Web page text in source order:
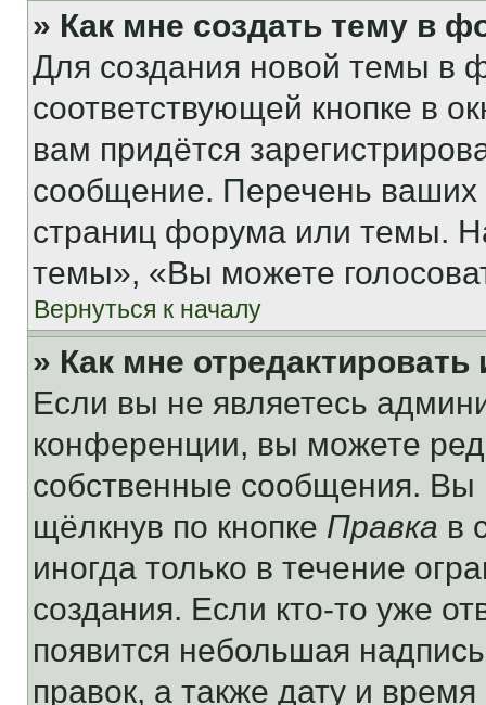
» Как мне создать тему в
Для создания новой темы в
соответствующей кнопке в
вам придётся
сообщение. Перечень ваших
страниц форума или темы.
темы», «Вы можете
Вернуться к началу
» Как мне
Если вы не являетесь
конференции, вы можете
собственные сообщения. Вы
щёлкнув по кнопке Правка в
иногда только в течение
создания. Если кто-то уже
появится небольшая
правок, а также дату и